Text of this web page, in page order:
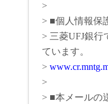
>
> ■個人情報保
> 三菱UFJ銀行
ています。
>
>
> ■本メールの